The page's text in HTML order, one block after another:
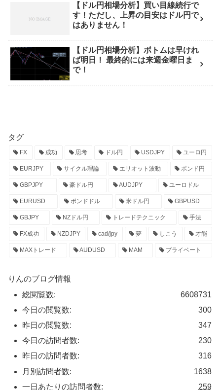
【ドル円相場分析】買い目線続行で
す！ただし、上昇の目安はドル円で
はありません！
【ドル円相場分析】ボトムは早けれ
ば明日！ 最終的には来週金曜日ま
で！
タグ
FX 成功 思考 ドル円 USDJPY ユーロ円
EURJPY サイクル理論 エリオット波動 ポンド円
GBPJPY 豪ドル円 AUDJPY ユーロドル
EURUSD ポンドドル 米ドル円 GBPUSD
GBJPY NZドル円 トレードテクニック 手法
FX成功 NZDJPY cad/jpy 夢 しこう 才能
MAXトレード AUDUSD MAM プライベート
りんのブログ情報
6608731
総閲覧数:
300
今日の閲覧数:
347
昨日の閲覧数:
230
今日の訪問者数:
316
昨日の訪問者数:
1638
月別訪問者数:
259
一日あたりの訪問者数: